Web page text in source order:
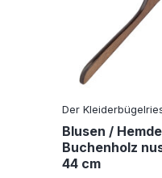
Der
Blusen /
Buchenholz
44 cm